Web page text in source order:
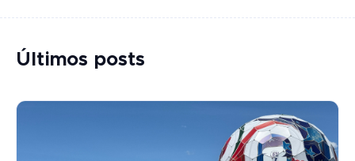
Últimos posts